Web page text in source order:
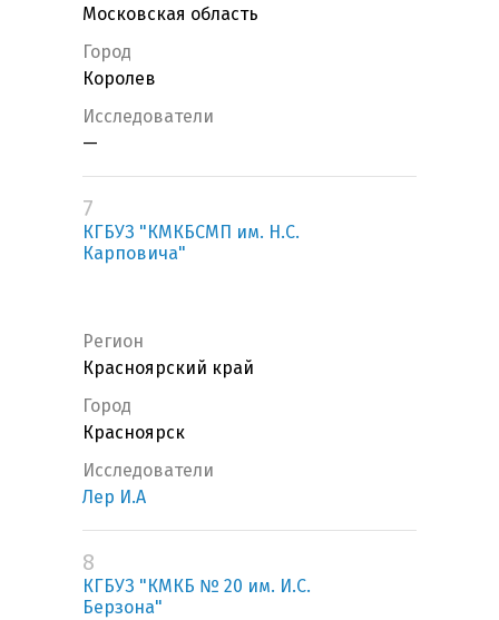
Московская область
Город
Королев
Исследователи
—
7
КГБУЗ "КМКБСМП им. Н.С.
Карповича"
Регион
Красноярский край
Город
Красноярск
Исследователи
Лер И.А
8
КГБУЗ "КМКБ № 20 им. И.С.
Берзона"